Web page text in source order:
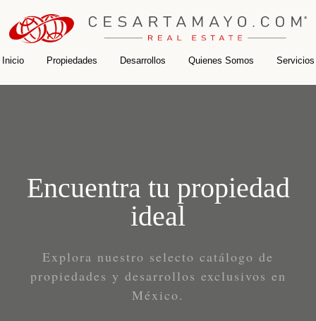
Inicio Propiedades Desarrollos Quienes Somos Servicios
Encuentra tu propiedad
ideal
Explora nuestro selecto catálogo de
propiedades y desarrollos exclusivos en
México.